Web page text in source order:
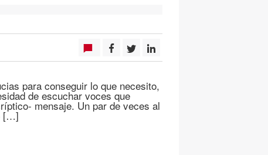
para conseguir lo que necesito,
de escuchar voces que
mensaje. Un par de veces al
[…]